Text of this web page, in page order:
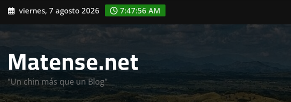
Saltar
contenido
viernes, 7 agosto 2026 7:47:57 AM
Matense.net
"Un chin más que un Blog"